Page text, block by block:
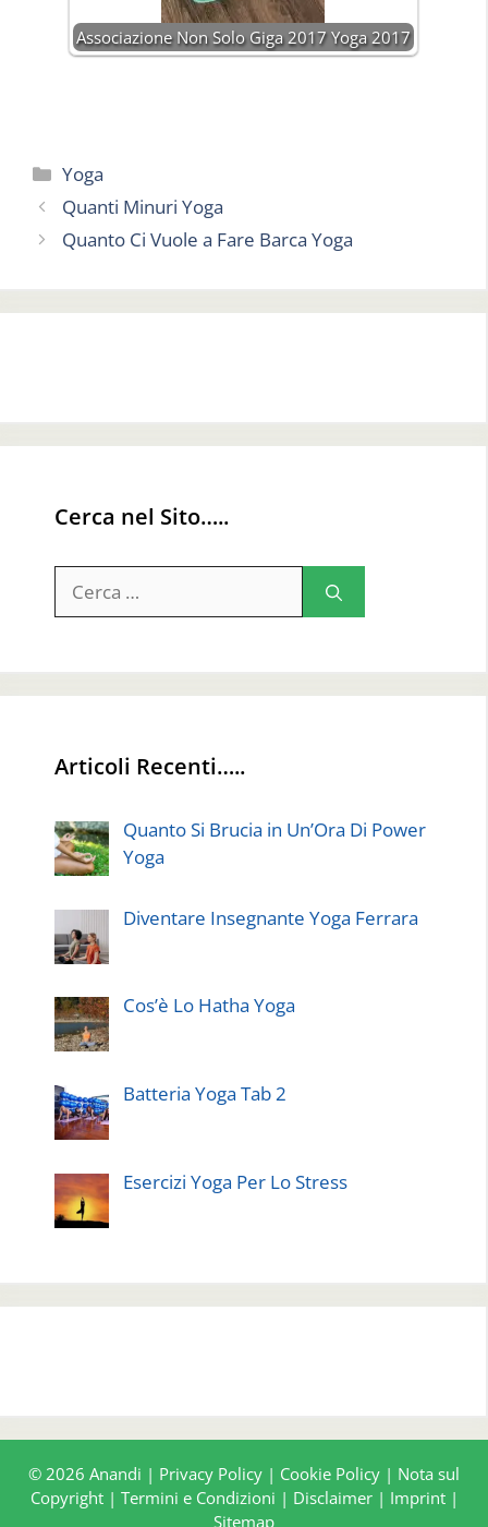
Associazione Non Solo Giga 2017 Yoga 2017
Categorie
Yoga
Quanti Minuri Yoga
Quanto Ci Vuole a Fare Barca Yoga
Cerca nel Sito…..
per:
Articoli Recenti…..
Quanto Si Brucia in Un’Ora Di Power
Yoga
Diventare Insegnante Yoga Ferrara
Cos’è Lo Hatha Yoga
Batteria Yoga Tab 2
Esercizi Yoga Per Lo Stress
© 2026 Anandi | Privacy Policy | Cookie Policy | Nota sul
Copyright| Termini e Condizioni | Disclaimer| Imprint|
Sitemap